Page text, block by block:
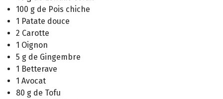
100 g de Pois chiche
1 Patate douce
2 Carotte
1 Oignon
5 g de Gingembre
1 Betterave
1 Avocat
80 g de Tofu